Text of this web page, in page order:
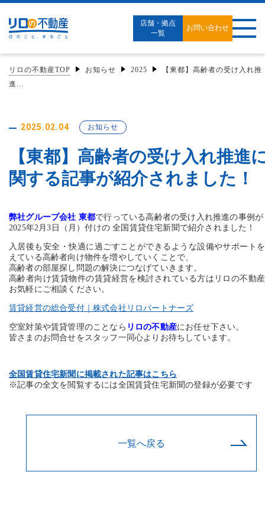
店舗・拠点
一覧
お問い合わせ
リロの不動産TOP お知らせ 2025
【東都】高齢者の受け入れ推
進...
2025.02.04 お知らせ
【東都】高齢者の受け入れ推進
関する記事が紹介されました！
弊社グループ会社 東都で行っている高齢者の受け入れ推進の事例が
2025年2月3日（月）付けの 全国賃貸住宅新聞で紹介されました！
入居後も安全・快適に過ごすことができるような設備やサポート
えている高齢者向け物件を増やしていくことで、
高齢者の部屋探し問題の解決につなげていきます。
高齢者向け賃貸物件の賃貸経営を検討されている方はリロの不動
お気軽にご相談ください。
賃貸経営の総合受付｜株式会社リロパートナーズ
空室対策や賃貸管理のことなら リロの不動産にお任せ下さい。
皆さまのお問合せをスタッフ一同心よりお待ちしています。
全国賃貸住宅新聞に掲載された記事はこちら
※記事の全文を閲覧するには全国賃貸住宅新聞の登録が必要です
一覧へ戻る